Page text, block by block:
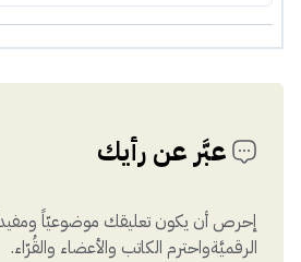
عبَّر عن رأيك
إحرص أن يكون تعليقك موضوعيّاً
الرقميَّةواحترم الكاتب والأعضاء والقُرّاء.